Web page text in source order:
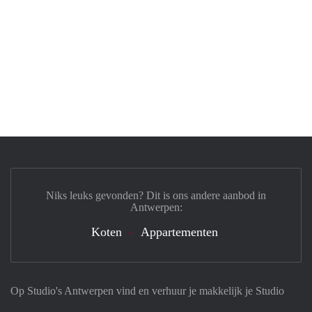
Op Studio's Antwerpen vind en verhuur je makkelijk je Studio
Niks leuks gevonden? Dit is ons andere aanbod in
Antwerpen:
Koten Appartementen